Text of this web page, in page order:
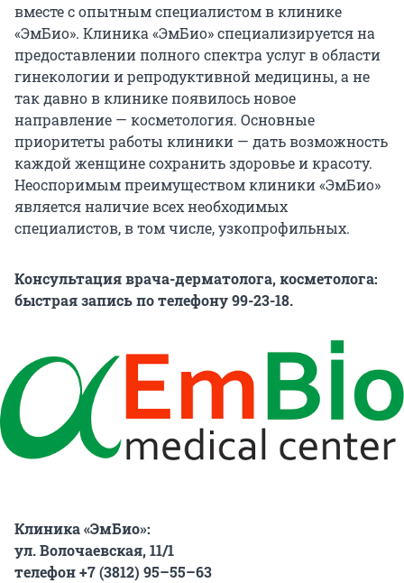
вместе с опытным специалистом в клинике
«ЭмБио». Клиника «ЭмБио» специализируется на
предоставлении полного спектра услуг в области
гинекологии и репродуктивной медицины, а не
так давно в клинике появилось новое
направление — косметология. Основные
приоритеты работы клиники — дать возможность
каждой женщине сохранить здоровье и красоту.
Неоспоримым преимуществом клиники «ЭмБио»
является наличие всех необходимых
специалистов, в том числе, узкопрофильных.
Консультация врача-дерматолога, косметолога:
быстрая запись по телефону 99-23-18.
Клиника «ЭмБио»:
ул. Волочаевская, 11/1
телефон +7 (3812) 95–55–63